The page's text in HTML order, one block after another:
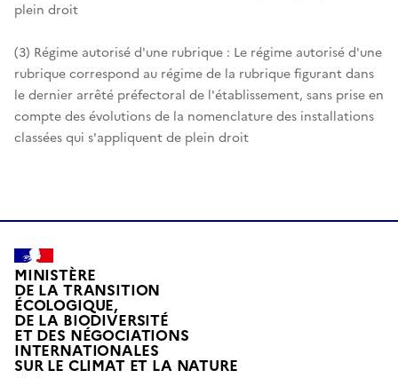
plein droit
(3) Régime autorisé d'une rubrique : Le régime autorisé d'une
rubrique correspond au régime de la rubrique figurant dans
le dernier arrêté préfectoral de l'établissement, sans prise en
compte des évolutions de la nomenclature des installations
classées qui s'appliquent de plein droit
MINISTÈRE
DE LA TRANSITION
ÉCOLOGIQUE,
DE LA BIODIVERSITÉ
ET DES NÉGOCIATIONS
INTERNATIONALES
SUR LE CLIMAT ET LA NATUREL